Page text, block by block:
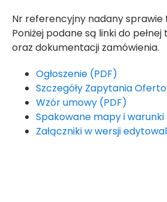
Nr referencyjny nadany sprawie
Poniżej podane są linki do pełnej
oraz dokumentacji zamówienia.
Ogłoszenie (PDF)
Szczegóły Zapytania
Wzór umowy (PDF)
Spakowane mapy i
Załączniki w wersji